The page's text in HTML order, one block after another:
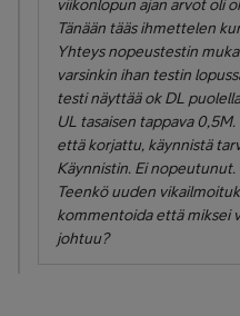
viikonlopun ajan arvot oli
Tänään tääs ihmettelen
Yhteys nopeustestin
varsinkin ihan testin
testi näyttää ok DL
UL tasaisen tappava
että korjattu, käynnistä
Käynnistin. Ei nopeutunut.
Teenkö uuden
kommentoida että miksei
johtuu?